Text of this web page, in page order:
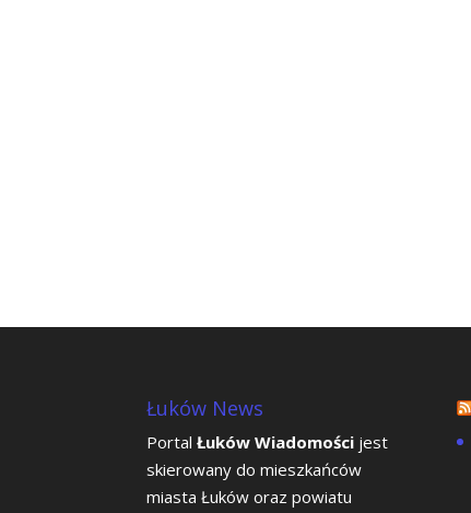
Łuków News
PortalŁuków Wiadomości jest
skierowany do mieszkańców
miasta Łuków oraz powiatu